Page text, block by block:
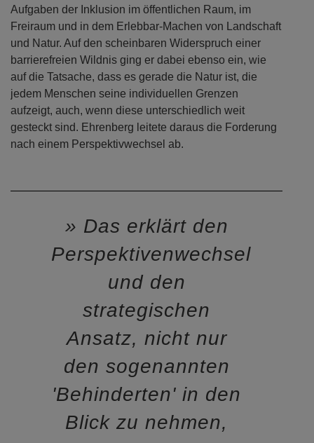
Aufgaben der Inklusion im öffentlichen Raum, im
Freiraum und in dem Erlebbar-Machen von Landschaft
und Natur. Auf den scheinbaren Widerspruch einer
barrierefreien Wildnis ging er dabei ebenso ein, wie
auf die Tatsache, dass es gerade die Natur ist, die
jedem Menschen seine individuellen Grenzen
aufzeigt, auch, wenn diese unterschiedlich weit
gesteckt sind. Ehrenberg leitete daraus die Forderung
nach einem Perspektivwechsel ab.
Das erklärt den
Perspektivenwechsel
und den
strategischen
Ansatz, nicht nur
den sogenannten
'Behinderten' in den
Blick zu nehmen,